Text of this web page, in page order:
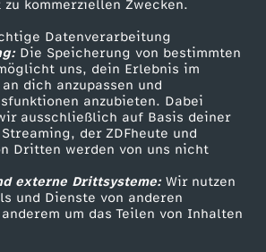
kommerziellen Zwecken.
Datenverarbeitung
Die Speicherung von bestimmten
uns, dein Erlebnis im
dich anzupassen und
anzubieten. Dabei
ausschließlich auf Basis deiner
der ZDFheute und
Dritten werden von uns nicht
externe Drittsysteme:Wir nutzen
und Dienste von anderen
um das Teilen von Inhalten
Tickets
Zuschauerservice
Hilfe